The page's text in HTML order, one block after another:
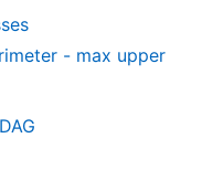
- max upper